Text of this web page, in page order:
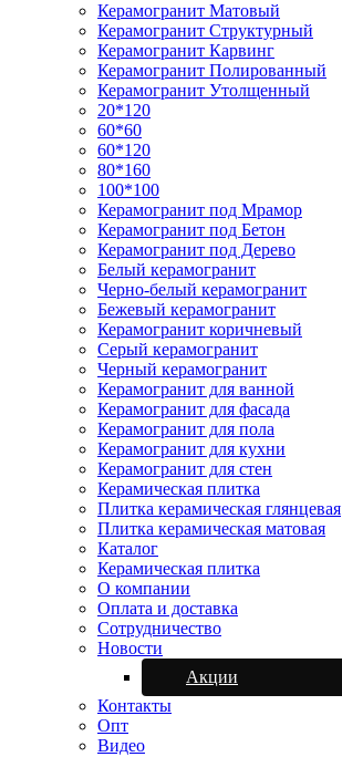
Керамогранит Матовый
Керамогранит Структурный
Керамогранит Карвинг
Керамогранит Полированный
Керамогранит Утолщенный
20*120
60*60
60*120
80*160
100*100
Керамогранит под Мрамор
Керамогранит под Бетон
Керамогранит под Дерево
Белый керамогранит
Черно-белый керамогранит
Бежевый керамогранит
Керамогранит коричневый
Серый керамогранит
Черный керамогранит
Керамогранит для ванной
Керамогранит для фасада
Керамогранит для пола
Керамогранит для кухни
Керамогранит для стен
Керамическая плитка
Плитка керамическая глянцевая
Плитка керамическая матовая
Каталог
Керамическая плитка
О компании
Оплата и доставка
Сотрудничество
Новости
Акции
Контакты
Опт
Видео